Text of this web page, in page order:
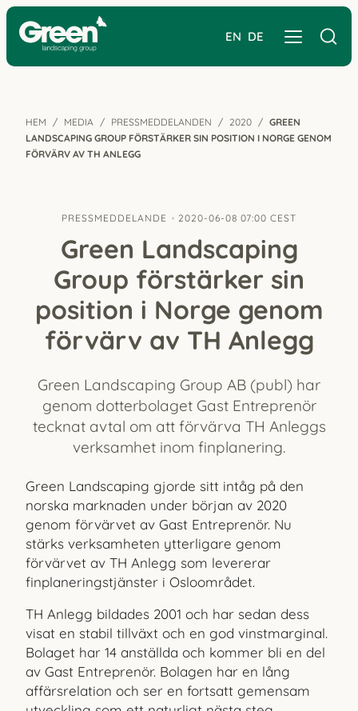
EN DE
HEM MEDIA PRESSMEDDELANDEN 2020
GREEN
LANDSCAPING GROUP FÖRSTÄRKER SIN POSITION I NORGE GENOM
FÖRVÄRV AV TH ANLEGG
PRESSMEDDELANDE 2020-06-08 07:00 CEST
Green Landscaping
Group förstärker sin
position i Norge genom
förvärv av TH Anlegg
Green Landscaping Group AB (publ) har
genom dotterbolaget Gast Entreprenör
tecknat avtal om att förvärva TH Anleggs
verksamhet inom finplanering.
Green Landscaping gjorde sitt intåg på den
norska marknaden under början av 2020
genom förvärvet av Gast Entreprenör. Nu
stärks verksamheten ytterligare genom
förvärvet av TH Anlegg som levererar
finplaneringstjänster i Osloområdet.
TH Anlegg bildades 2001 och har sedan dess
visat en stabil tillväxt och en god vinstmarginal.
Bolaget har 14 anställda och kommer bli en del
av Gast Entreprenör. Bolagen har en lång
affärsrelation och ser en fortsatt gemensam